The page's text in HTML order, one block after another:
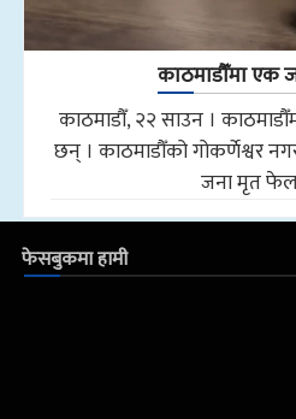
काठमाडौँमा एक
काठमाडौँ, २२ साउन ।
छन् । काठमाडौँको गोकर्णेश्वर
जना मृत
फेसबुकमा हामी